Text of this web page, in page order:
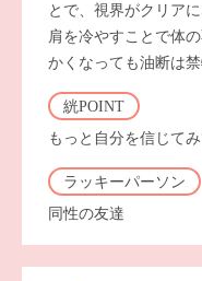
とで、視界がクリア
肩を冷やすことで体
かくなっても油断は禁
絖POINT
もっと自分を信じてみ
ラッキーパーソン
同性の友達